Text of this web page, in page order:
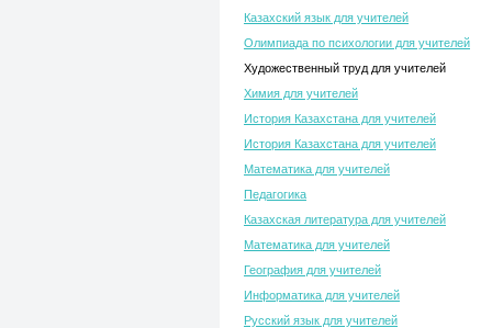
Казахский язык для учителей
Олимпиада по психологии для учителей
Художественный труд для учителей
Химия для учителей
История Казахстана для учителей
История Казахстана для учителей
Математика для учителей
Педагогика
Казахская литература для учителей
Математика для учителей
География для учителей
Информатика для учителей
Русский язык для учителей